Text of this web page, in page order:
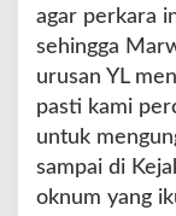
agar perkara
sehingga
urusan YL
pasti kami
untuk
sampai di
oknum yang